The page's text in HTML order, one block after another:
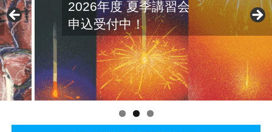
2026年度 夏季講習会
申込受付中！